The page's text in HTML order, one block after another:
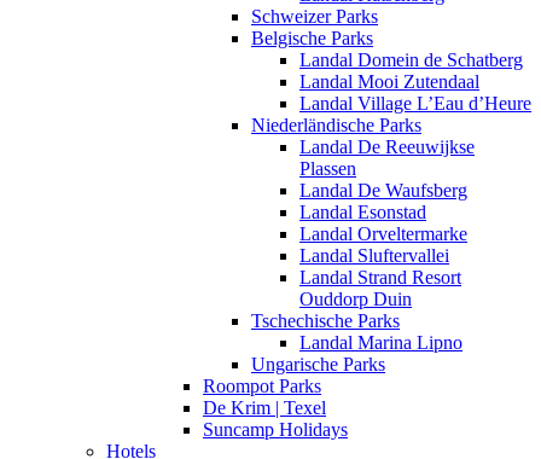
Schweizer Parks
Belgische Parks
Landal Domein de Schatberg
Landal Mooi Zutendaal
Landal Village L’Eau d’Heure
Niederländische Parks
Landal De Reeuwijkse
Plassen
Landal De Waufsberg
Landal Esonstad
Landal Orveltermarke
Landal Sluftervallei
Landal Strand Resort
Ouddorp Duin
Tschechische Parks
Landal Marina Lipno
Ungarische Parks
Roompot Parks
De Krim | Texel
Suncamp Holidays
Hotels